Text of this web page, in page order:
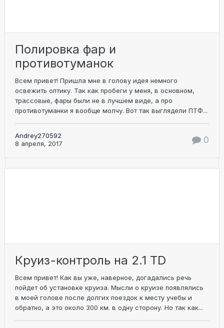
Полировка фар и
противотуманок
Всем привет! Пришла мне в голову идея немного
освежить оптику. Так как пробеги у меня, в основном,
трассовые, фары были не в лучшем виде, а про
противотуманки я вообще молчу. Вот так выглядели ПТФ...
Andrey270592
8 апреля, 2017
0
Круиз-контроль на 2.1 TD
Всем привет! Как вы уже, наверное, догадались речь
пойдет об установке круиза. Мысли о круизе появлялись
в моей голове после долгих поездок к месту учебы и
обратно, а это около 300 км. в одну сторону. Но так как...